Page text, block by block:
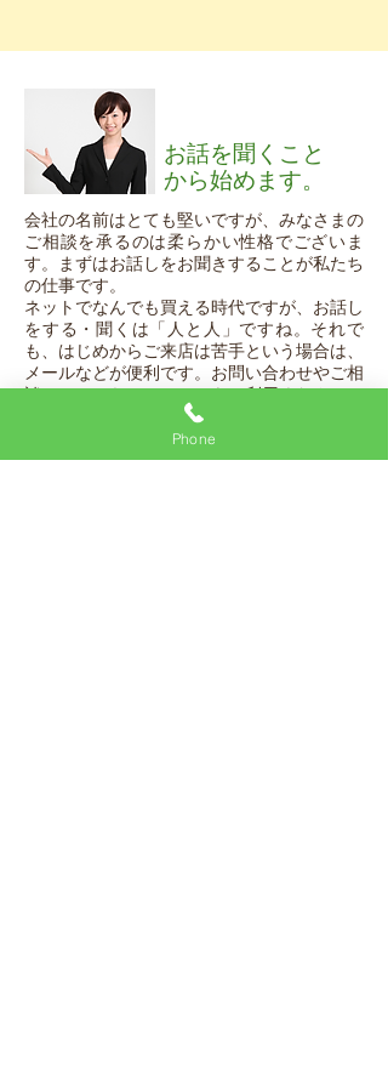
お話を聞くこと
から始めます。
会社の名前はとても堅いですが、みなさまの
ご相談を承るのは柔らかい性格でございま
す。まずはお話しをお聞きすることが私たち
の仕事です。
ネットでなんでも買える時代ですが、お話し
をする・聞くは「人と人」ですね。 それで
も、はじめからご来店は苦手という場合は、
メールなどが便利です。お問い合わせやご相
談は、こちらのフォームをご利用ください。
Phone